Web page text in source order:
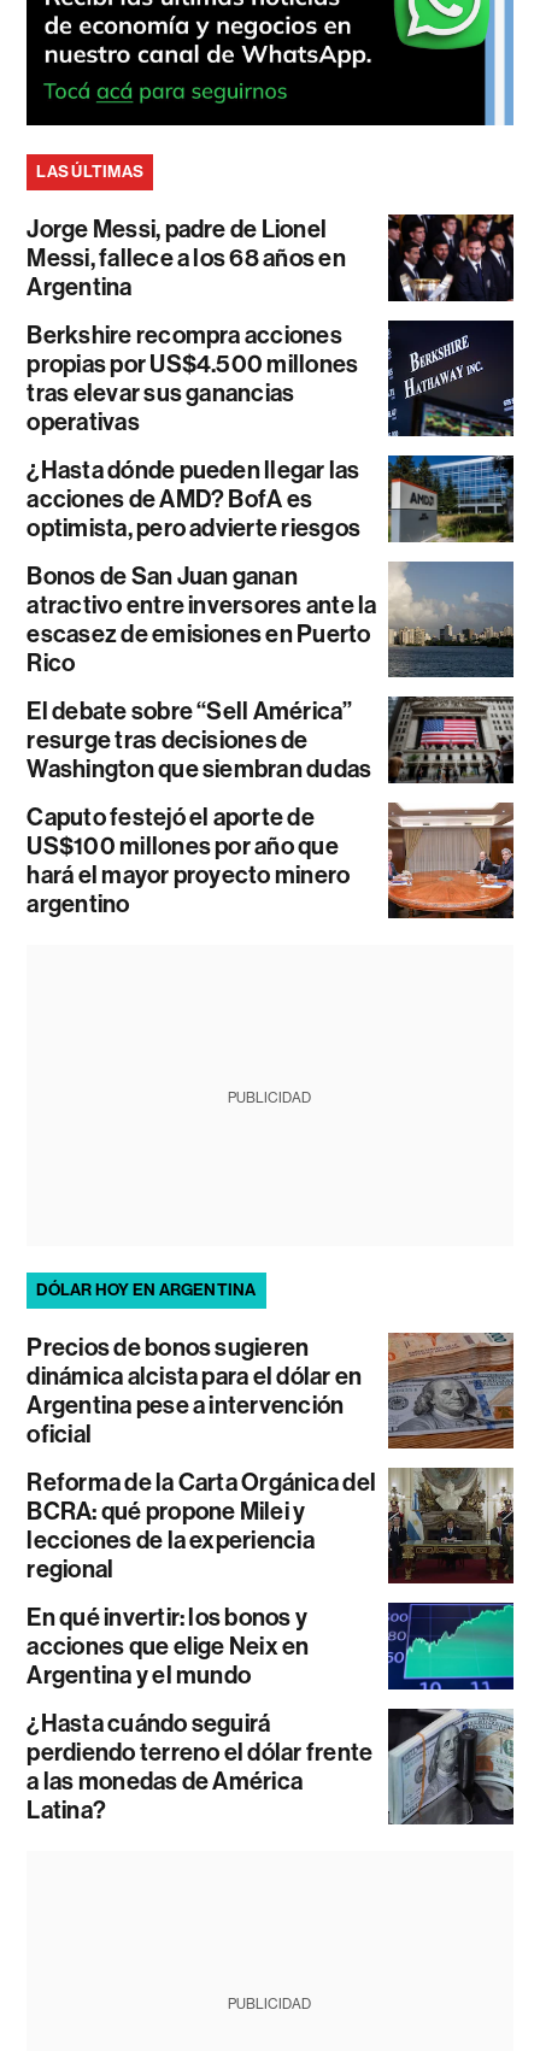
LAS ÚLTIMAS
Jorge Messi, padre de Lionel
Messi, fallece a los 68 años en
Argentina
Berkshire recompra acciones
propias por US$4.500 millones
tras elevar sus ganancias
operativas
¿Hasta dónde pueden llegar las
acciones de AMD? BofA es
optimista, pero advierte riesgos
Bonos de San Juan ganan
atractivo entre inversores ante la
escasez de emisiones en Puerto
Rico
El debate sobre “Sell América”
resurge tras decisiones de
Washington que siembran dudas
Caputo festejó el aporte de
US$100 millones por año que
hará el mayor proyecto minero
argentino
PUBLICIDAD
DÓLAR HOY EN ARGENTINA
Precios de bonos sugieren
dinámica alcista para el dólar en
Argentina pese a intervención
oficial
Reforma de la Carta Orgánica del
BCRA: qué propone Milei y
lecciones de la experiencia
regional
En qué invertir: los bonos y
acciones que elige Neix en
Argentina y el mundo
¿Hasta cuándo seguirá
perdiendo terreno el dólar frente
a las monedas de América
Latina?
PUBLICIDAD